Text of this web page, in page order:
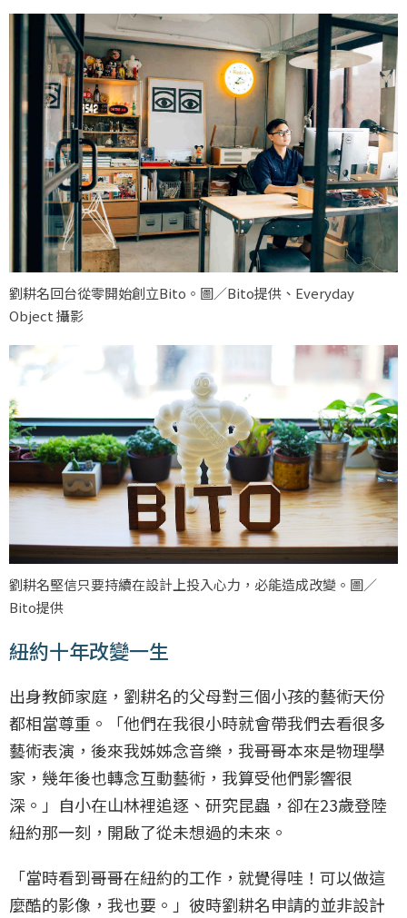
劉耕名回台從零開始創立Bito。圖／Bito提供、Everyday
Object 攝影
劉耕名堅信只要持續在設計上投入心力，必能造成改變。圖／
Bito提供
紐約十年改變一生
出身教師家庭，劉耕名的父母對三個小孩的藝術天份
都相當尊重。「他們在我很小時就會帶我們去看很多
藝術表演，後來我姊姊念音樂，我哥哥本來是物理學
家，幾年後也轉念互動藝術，我算受他們影響很
深。」自小在山林裡追逐、研究昆蟲，卻在23歲登陸
紐約那一刻，開啟了從未想過的未來。
「當時看到哥哥在紐約的工作，就覺得哇！可以做這
麼酷的影像，我也要。」彼時劉耕名申請的並非設計